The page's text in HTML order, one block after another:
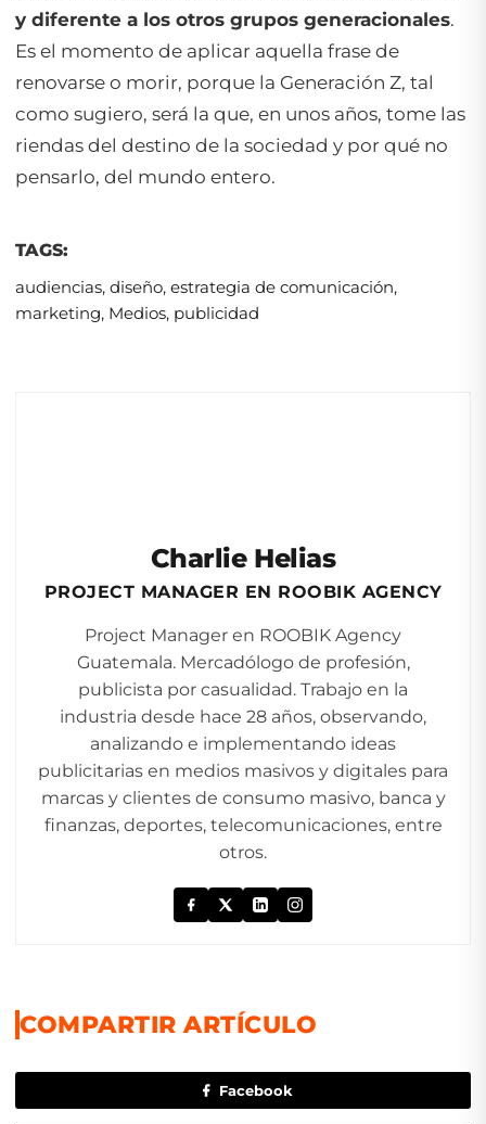
y diferente a los otros grupos generacionales.
Es el momento de aplicar aquella frase de
renovarse o morir, porque la Generación Z, tal
como sugiero, será la que, en unos años, tome las
riendas del destino de la sociedad y por qué no
pensarlo, del mundo entero.
TAGS:
audiencias, diseño, estrategia de comunicación,
marketing, Medios, publicidad
Charlie Helias
PROJECT MANAGER EN ROOBIK AGENCY
Project Manager en ROOBIK Agency
Guatemala. Mercadólogo de profesión,
publicista por casualidad. Trabajo en la
industria desde hace 28 años, observando,
analizando e implementando ideas
publicitarias en medios masivos y digitales para
marcas y clientes de consumo masivo, banca y
finanzas, deportes, telecomunicaciones, entre
otros.
COMPARTIR ARTÍCULO
Facebook